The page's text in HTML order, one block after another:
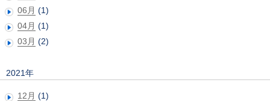
06月 (1)
04月 (1)
03月 (2)
2021年
12月 (1)